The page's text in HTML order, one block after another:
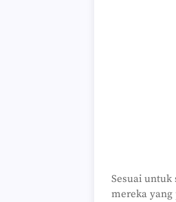
Sesuai
mereka